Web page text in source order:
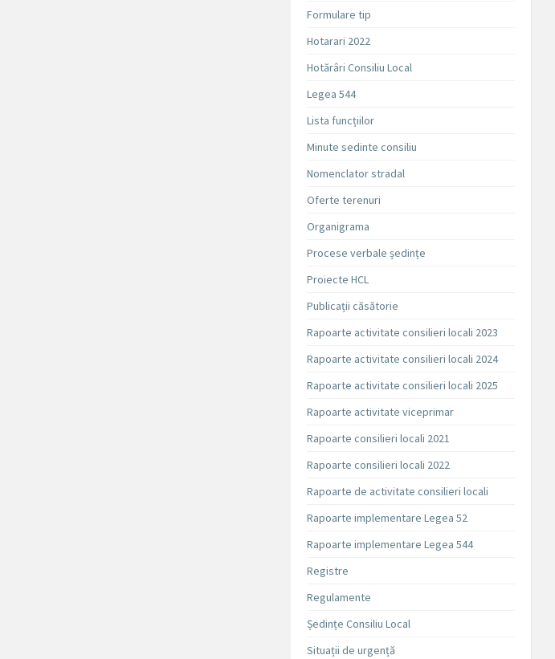
Formulare tip
Hotarari 2022
Hotărâri Consiliu Local
Legea 544
Lista funcțiilor
Minute sedinte consiliu
Nomenclator stradal
Oferte terenuri
Organigrama
Procese verbale ședințe
Proiecte HCL
Publicații căsătorie
Rapoarte activitate consilieri locali 2023
Rapoarte activitate consilieri locali 2024
Rapoarte activitate consilieri locali 2025
Rapoarte activitate viceprimar
Rapoarte consilieri locali 2021
Rapoarte consilieri locali 2022
Rapoarte de activitate consilieri locali
Rapoarte implementare Legea 52
Rapoarte implementare Legea 544
Registre
Regulamente
Ședințe Consiliu Local
Situații de urgență